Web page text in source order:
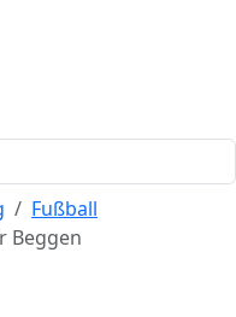
Fußball
Beggen